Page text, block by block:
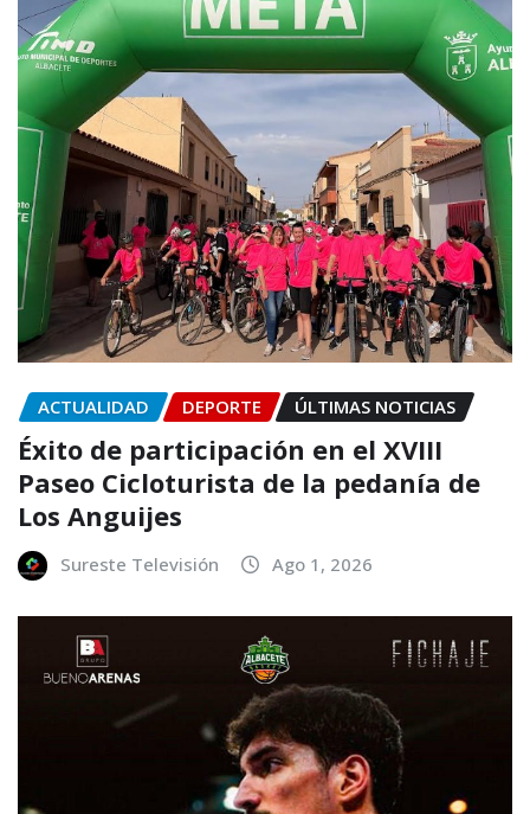
ACTUALIDAD DEPORTE ÚLTIMAS NOTICIAS
Éxito de participación en el XVIII
Paseo Cicloturista de la pedanía de
Los Anguijes
Sureste Televisión Ago 1, 2026